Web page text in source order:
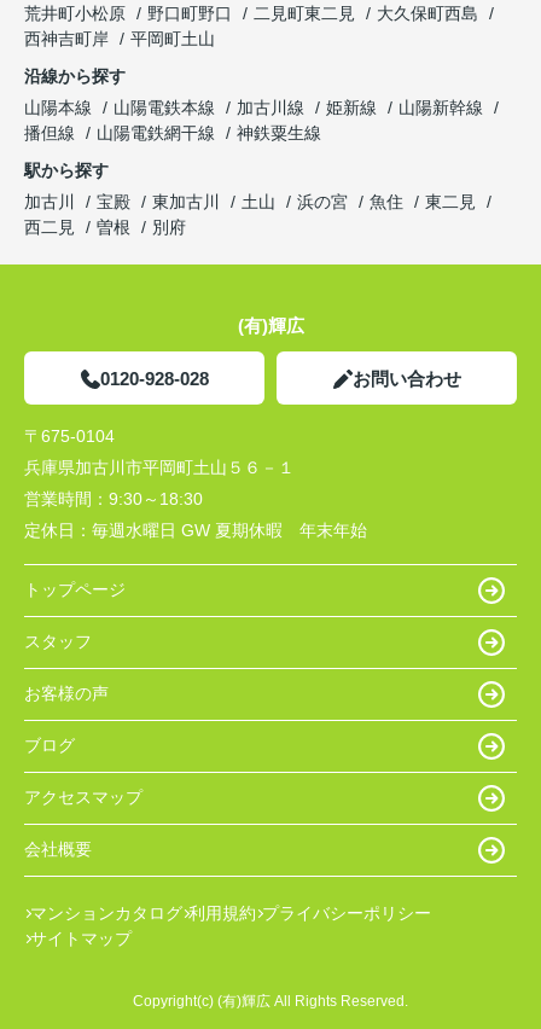
荒井町小松原
野口町野口 二見町東二見
大久保町西島
西神吉町岸
平岡町土山
沿線から探す
山陽本線
山陽電鉄本線 加古川線 姫新線
山陽新幹線
播但線
山陽電鉄網干線
神鉄粟生線
駅から探す
加古川
宝殿 東加古川 土山 浜の宮 魚住
東二見
西二見
曽根 別府
(有)輝広
0120-928-028 お問い合わせ
〒675-0104
兵庫県加古川市平岡町土山５６－１
営業時間： 9:30～18:30
定休日： 毎週水曜日 GW 夏期休暇 年末年始
トップページ
スタッフ
お客様の声
ブログ
アクセスマップ
会社概要
マンションカタログ 利用規約 プライバシーポリシー
サイトマップ
Copyright(c) (有)輝広 All Rights Reserved.